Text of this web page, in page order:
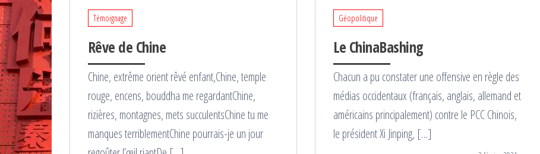
Témoignage
Rêve de Chine
Chine, extrême orient rêvé enfant,Chine, temple
rouge, encens, bouddha me regardantChine,
rizières, montagnes, mets succulentsChine tu me
manques terriblementChine pourrais-je un jour
Géopolitique
Le ChinaBashing
Chacun a pu constater une offensive en règle des
médias occidentaux (français, anglais, allemand et
américains principalement) contre le PCC Chinois,
le président Xi Jinping, […]